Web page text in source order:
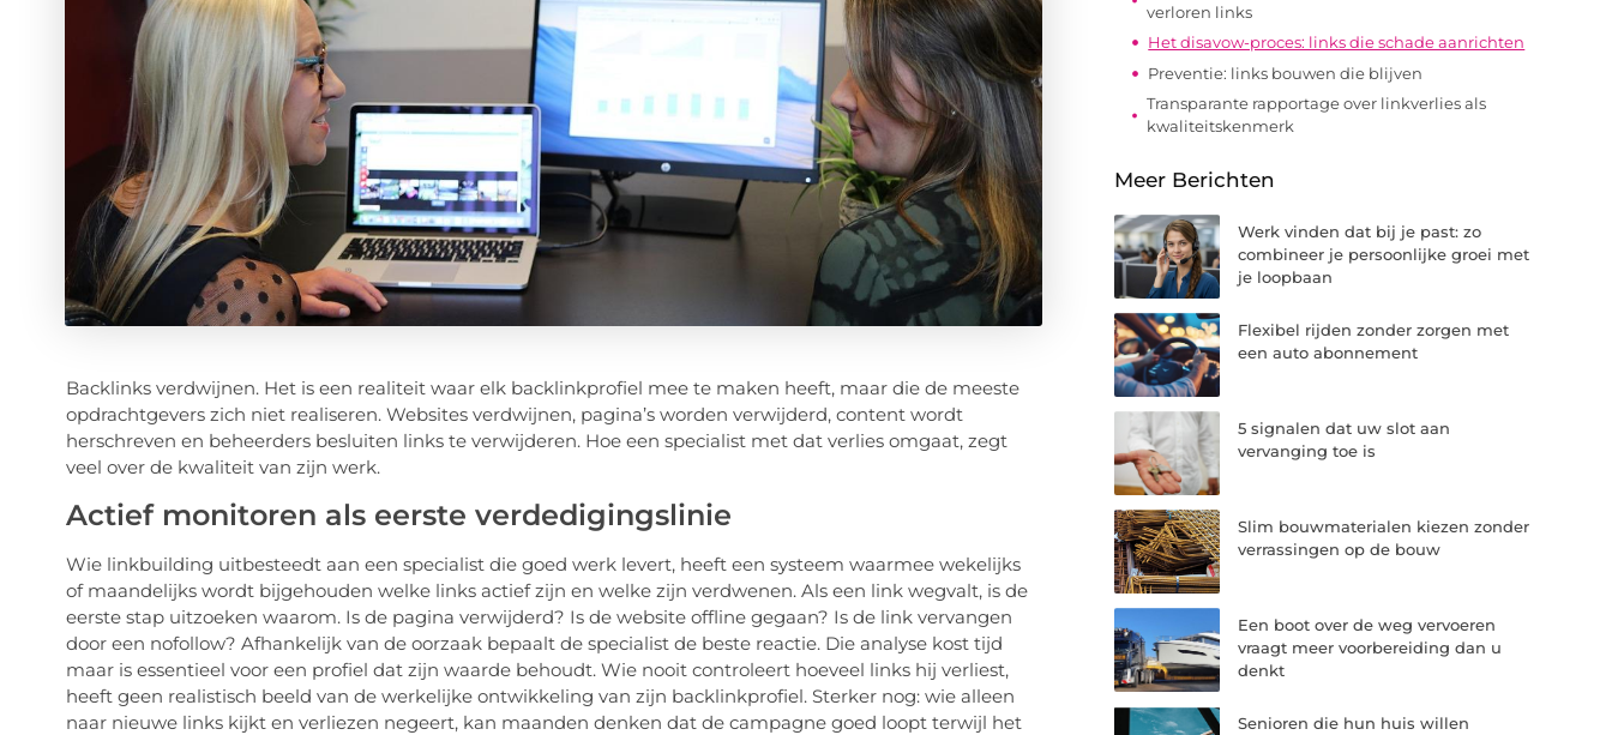
Backlinks verdwijnen. Het is een realiteit waar elk backlinkprofiel mee te maken heeft, maar die de meeste
opdrachtgevers zich niet realiseren. Websites verdwijnen, pagina’s worden verwijderd, content wordt
herschreven en beheerders besluiten links te verwijderen. Hoe een specialist met dat verlies omgaat, zegt
veel over de kwaliteit van zijn werk.
Actief monitoren als eerste verdedigingslinie
Wie linkbuilding uitbesteedt aan een specialist die goed werk levert, heeft een systeem waarmee wekelijks
of maandelijks wordt bijgehouden welke links actief zijn en welke zijn verdwenen. Als een link wegvalt, is de
eerste stap uitzoeken waarom. Is de pagina verwijderd? Is de website offline gegaan? Is de link vervangen
door een nofollow? Afhankelijk van de oorzaak bepaalt de specialist de beste reactie. Die analyse kost tijd
maar is essentieel voor een profiel dat zijn waarde behoudt. Wie nooit controleert hoeveel links hij verliest,
heeft geen realistisch beeld van de werkelijke ontwikkeling van zijn backlinkprofiel. Sterker nog: wie alleen
naar nieuwe links kijkt en verliezen negeert, kan maanden denken dat de campagne goed loopt terwijl het
verloren links
Het disavow-proces: links die schade aanrichten
Preventie: links bouwen die blijven
Transparante rapportage over linkverlies als
kwaliteitskenmerk
Meer Berichten
Werk vinden dat bij je past: zo
combineer je persoonlijke groei met
je loopbaan
Flexibel rijden zonder zorgen met
een auto abonnement
5 signalen dat uw slot aan
vervanging toe is
Slim bouwmaterialen kiezen zonder
verrassingen op de bouw
Een boot over de weg vervoeren
vraagt meer voorbereiding dan u
denkt
Senioren die hun huis willen